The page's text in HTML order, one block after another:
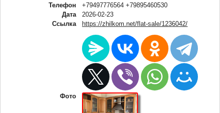
Телефон
+79497776564 +79895460530
Дата
2026-02-23
Ссылка
https://zhilkom.net/flat-sale/1236042/
Фото